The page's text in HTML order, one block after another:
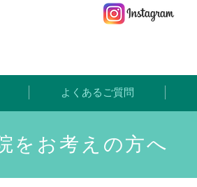
よくあるご質問
をお考えの方へ